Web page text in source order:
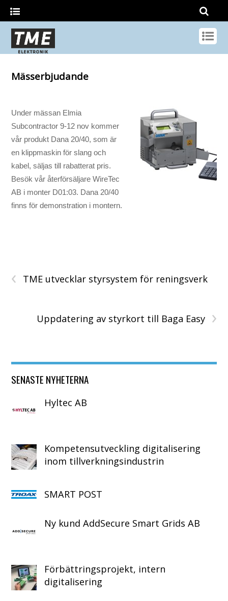
Mässerbjudande
Under mässan Elmia
Subcontractor 9-12 nov kommer
vår produkt Dana 20/40, som är
en klippmaskin för slang och
kabel, säljas till rabatterat pris.
Besök vår återförsäljare WireTec
AB i monter D01:03. Dana 20/40
finns för demonstration i montern.
‹ TME utvecklar styrsystem för reningsverk
›
Uppdatering av styrkort till Baga Easy
SENASTE NYHETERNA
Hyltec AB
Kompetensutveckling digitalisering
inom tillverkningsindustrin
SMART POST
Ny kund AddSecure Smart Grids AB
Förbättringsprojekt, intern
digitalisering